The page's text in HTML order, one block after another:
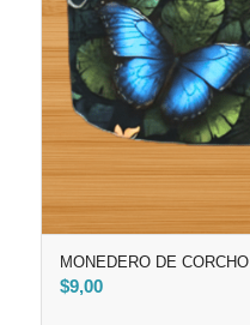
MONEDERO DE CORCHO
$9,00